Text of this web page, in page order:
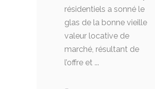
résidentiels a sonné le
glas de la bonne vieille
valeur locative de
marché, résultant de
l’offre et